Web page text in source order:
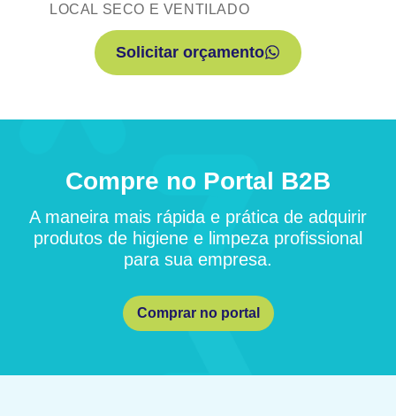
LOCAL SECO E VENTILADO
Solicitar orçamento
Compre no Portal B2B
A maneira mais rápida e prática de adquirir
produtos de higiene e limpeza profissional
para sua empresa.
Comprar no portal